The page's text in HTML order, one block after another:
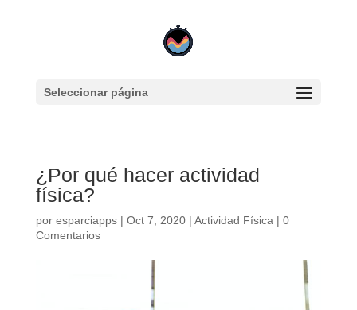
Seleccionar página
¿Por qué hacer actividad
física?
por esparciapps| Oct 7, 2020| Actividad Física | 0
Comentarios